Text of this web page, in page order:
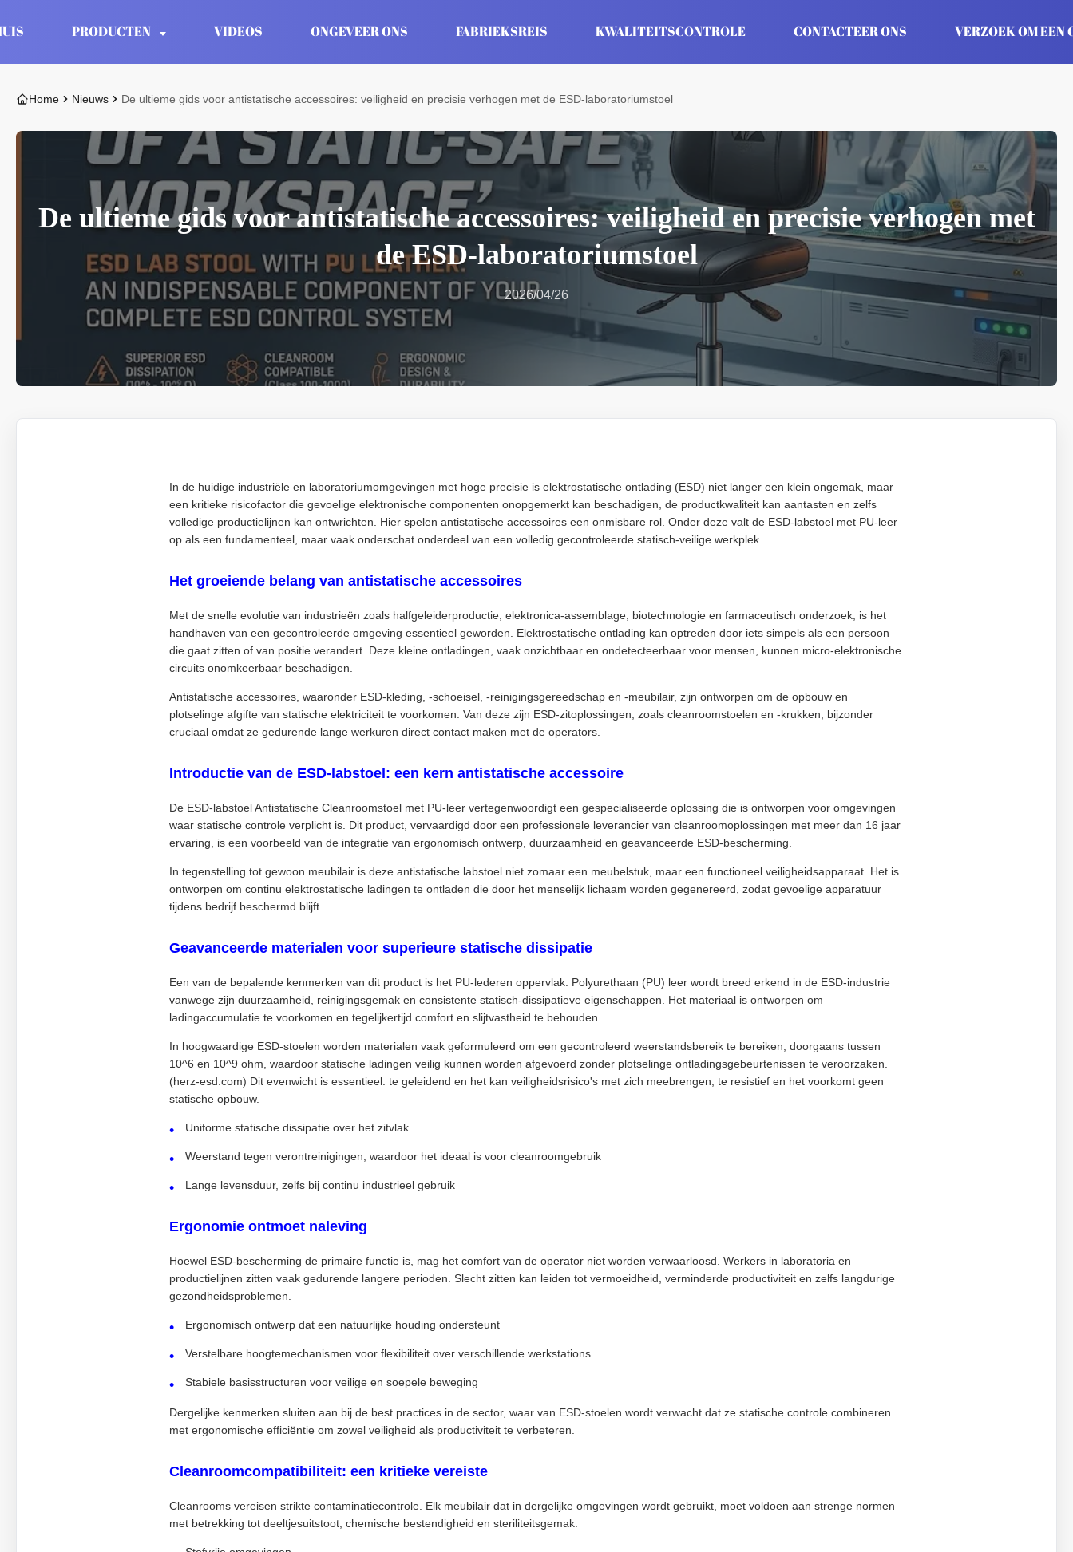
PRODUCTEN VIDEOS ONGEVEER ONS FABRIEKSREIS KWALITEITSCONTROLE CONTACTEER ONS VERZOEK OM EEN
Home Nieuws De ultieme gids voor antistatische accessoires: veiligheid en precisie verhogen met de ESD-laboratoriumstoel
De ultieme gids voor antistatische accessoires: veiligheid en precisie verhogen met
de ESD-laboratoriumstoel
2026/04/26
In de huidige industriële en laboratoriumomgevingen met hoge precisie is elektrostatische ontlading (ESD) niet langer een klein ongemak, maar
een kritieke risicofactor die gevoelige elektronische componenten onopgemerkt kan beschadigen, de productkwaliteit kan aantasten en zelfs
volledige productielijnen kan ontwrichten. Hier spelen antistatische accessoires een onmisbare rol. Onder deze valt de ESD-labstoel met PU-leer
op als een fundamenteel, maar vaak onderschat onderdeel van een volledig gecontroleerde statisch-veilige werkplek.
Het groeiende belang van antistatische accessoires
Met de snelle evolutie van industrieën zoals halfgeleiderproductie, elektronica-assemblage, biotechnologie en farmaceutisch onderzoek, is het
handhaven van een gecontroleerde omgeving essentieel geworden. Elektrostatische ontlading kan optreden door iets simpels als een persoon
die gaat zitten of van positie verandert. Deze kleine ontladingen, vaak onzichtbaar en ondetecteerbaar voor mensen, kunnen micro-elektronische
circuits onomkeerbaar beschadigen.
Antistatische accessoires, waaronder ESD-kleding, -schoeisel, -reinigingsgereedschap en -meubilair, zijn ontworpen om de opbouw en
plotselinge afgifte van statische elektriciteit te voorkomen. Van deze zijn ESD-zitoplossingen, zoals cleanroomstoelen en -krukken, bijzonder
cruciaal omdat ze gedurende lange werkuren direct contact maken met de operators.
Introductie van de ESD-labstoel: een kern antistatische accessoire
De ESD-labstoel Antistatische Cleanroomstoel met PU-leer vertegenwoordigt een gespecialiseerde oplossing die is ontworpen voor omgevingen
waar statische controle verplicht is. Dit product, vervaardigd door een professionele leverancier van cleanroomoplossingen met meer dan 16 jaar
ervaring, is een voorbeeld van de integratie van ergonomisch ontwerp, duurzaamheid en geavanceerde ESD-bescherming.
In tegenstelling tot gewoon meubilair is deze antistatische labstoel niet zomaar een meubelstuk, maar een functioneel veiligheidsapparaat. Het is
ontworpen om continu elektrostatische ladingen te ontladen die door het menselijk lichaam worden gegenereerd, zodat gevoelige apparatuur
tijdens bedrijf beschermd blijft.
Geavanceerde materialen voor superieure statische dissipatie
Een van de bepalende kenmerken van dit product is het PU-lederen oppervlak. Polyurethaan (PU) leer wordt breed erkend in de ESD-industrie
vanwege zijn duurzaamheid, reinigingsgemak en consistente statisch-dissipatieve eigenschappen. Het materiaal is ontworpen om
ladingaccumulatie te voorkomen en tegelijkertijd comfort en slijtvastheid te behouden.
In hoogwaardige ESD-stoelen worden materialen vaak geformuleerd om een gecontroleerd weerstandsbereik te bereiken, doorgaans tussen
10^6 en 10^9 ohm, waardoor statische ladingen veilig kunnen worden afgevoerd zonder plotselinge ontladingsgebeurtenissen te veroorzaken.
(herz-esd.com) Dit evenwicht is essentieel: te geleidend en het kan veiligheidsrisico's met zich meebrengen; te resistief en het voorkomt geen
statische opbouw.
Uniforme statische dissipatie over het zitvlak
Weerstand tegen verontreinigingen, waardoor het ideaal is voor cleanroomgebruik
Lange levensduur, zelfs bij continu industrieel gebruik
Ergonomie ontmoet naleving
Hoewel ESD-bescherming de primaire functie is, mag het comfort van de operator niet worden verwaarloosd. Werkers in laboratoria en
productielijnen zitten vaak gedurende langere perioden. Slecht zitten kan leiden tot vermoeidheid, verminderde productiviteit en zelfs langdurige
gezondheidsproblemen.
Ergonomisch ontwerp dat een natuurlijke houding ondersteunt
Verstelbare hoogtemechanismen voor flexibiliteit over verschillende werkstations
Stabiele basisstructuren voor veilige en soepele beweging
Dergelijke kenmerken sluiten aan bij de best practices in de sector, waar van ESD-stoelen wordt verwacht dat ze statische controle combineren
met ergonomische efficiëntie om zowel veiligheid als productiviteit te verbeteren.
Cleanroomcompatibiliteit: een kritieke vereiste
Cleanrooms vereisen strikte contaminatiecontrole. Elk meubilair dat in dergelijke omgevingen wordt gebruikt, moet voldoen aan strenge normen
met betrekking tot deeltjesuitstoot, chemische bestendigheid en steriliteitsgemak.